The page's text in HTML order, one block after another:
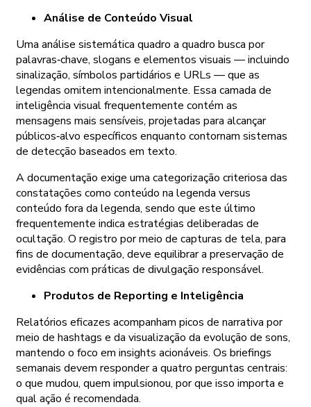
Análise de Conteúdo Visual
Uma análise sistemática quadro a quadro busca por
palavras‑chave, slogans e elementos visuais — incluindo
sinalização, símbolos partidários e URLs — que as
legendas omitem intencionalmente. Essa camada de
inteligência visual frequentemente contém as
mensagens mais sensíveis, projetadas para alcançar
públicos‑alvo específicos enquanto contornam sistemas
de detecção baseados em texto.
A documentação exige uma categorização criteriosa das
constatações como conteúdo na legenda versus
conteúdo fora da legenda, sendo que este último
frequentemente indica estratégias deliberadas de
ocultação. O registro por meio de capturas de tela, para
fins de documentação, deve equilibrar a preservação de
evidências com práticas de divulgação responsável.
Produtos de Reporting e Inteligência
Relatórios eficazes acompanham picos de narrativa por
meio de hashtags e da visualização da evolução de sons,
mantendo o foco em insights acionáveis. Os briefings
semanais devem responder a quatro perguntas centrais:
o que mudou, quem impulsionou, por que isso importa e
qual ação é recomendada.